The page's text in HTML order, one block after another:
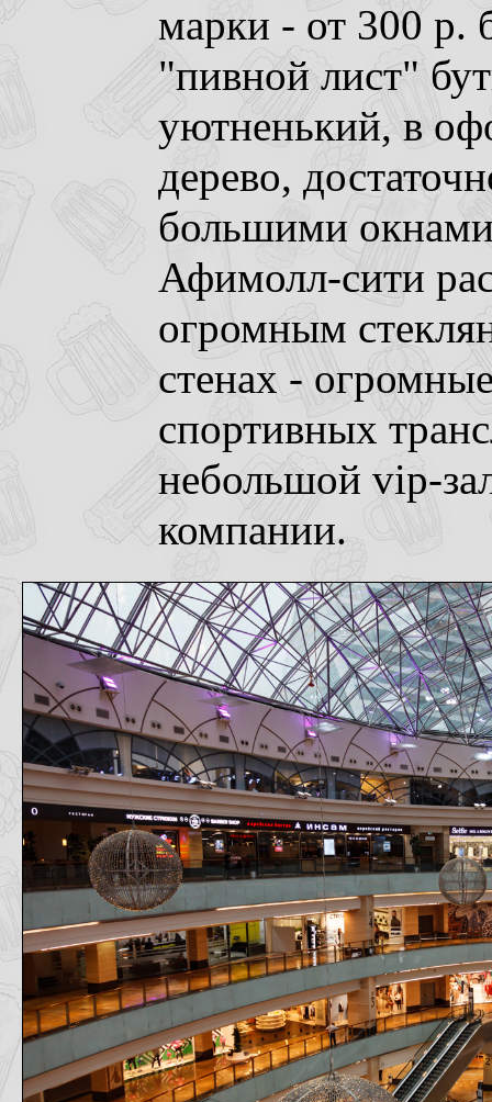
марки - от 300 р.
"пивной лист"
уютненький, в
дерево,
большими
Афимолл-сити
огромным
стенах -
спортивных
небольшой vip-
компании.